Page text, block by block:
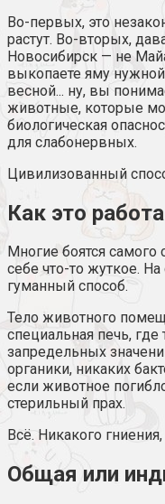
Во-первых, это
растут. Во-вторых,
Новосибирск — не
выкопаете яму
весной... ну, вы
животные, которые
биологическая
для слабонервных.
Цивилизованный
Как это
Многие боятся самого
себе что-то жуткое.
гуманный способ.
Тело животного
специальная печь, где
запредельных
органики, никаких
если животное
стерильный прах.
Всё. Никакого
Общая или